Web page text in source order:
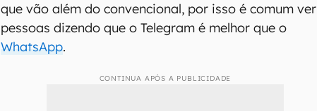
que vão além do convencional, por isso é comum ver
pessoas dizendo que o Telegram é melhor que o
WhatsApp.
CONTINUA APÓS A PUBLICIDADE